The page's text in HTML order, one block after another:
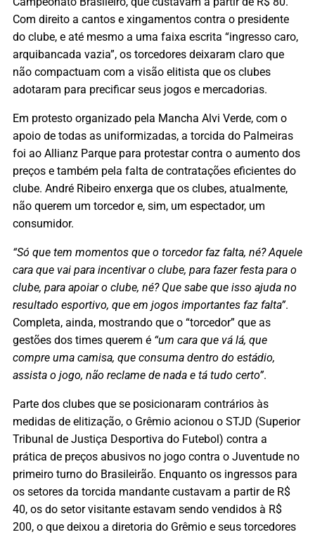
Com direito a cantos e xingamentos contra o presidente
do clube, e até mesmo a uma faixa escrita “ingresso caro,
arquibancada vazia”, os torcedores deixaram claro que
não compactuam com a visão elitista que os clubes
adotaram para precificar seus jogos e mercadorias.
Em protesto organizado pela Mancha Alvi Verde, com o
apoio de todas as uniformizadas, a torcida do Palmeiras
foi ao Allianz Parque para protestar contra o aumento dos
preços e também pela falta de contratações eficientes do
clube. André Ribeiro enxerga que os clubes, atualmente,
não querem um torcedor e, sim, um espectador, um
consumidor.
“Só que tem momentos que o torcedor faz falta, né? Aquele
cara que vai para incentivar o clube, para fazer festa para o
clube, para apoiar o clube, né? Que sabe que isso ajuda no
resultado esportivo, que em jogos importantes faz falta”.
Completa, ainda, mostrando que o “torcedor” que as
gestões dos times querem é “um cara que vá lá, que
compre uma camisa, que consuma dentro do estádio,
assista o jogo, não reclame de nada e tá tudo certo”.
Parte dos clubes que se posicionaram contrários às
medidas de elitização, o Grêmio acionou o STJD (Superior
Tribunal de Justiça Desportiva do Futebol) contra a
prática de preços abusivos no jogo contra o Juventude no
primeiro turno do Brasileirão. Enquanto os ingressos para
os setores da torcida mandante custavam a partir de R$
40, os do setor visitante estavam sendo vendidos à R$
200, o que deixou a diretoria do Grêmio e seus torcedores